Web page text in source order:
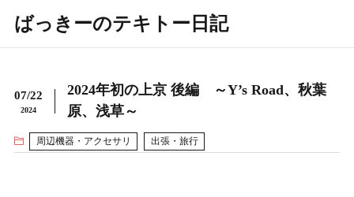
ばっきーのテキトー日記
07/22
2024
2024年初の上京 後編 ～Y’s Road、秋葉
原、浅草～
周辺機器・アクセサリ 出張・旅行